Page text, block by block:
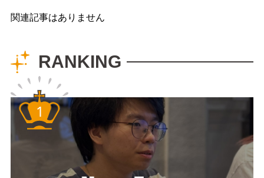
関連記事はありません
RANKING